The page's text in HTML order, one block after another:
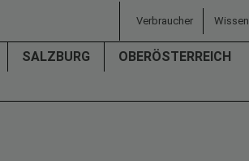
Verbraucher Wissen
SALZBURG
OBERÖSTERREICH